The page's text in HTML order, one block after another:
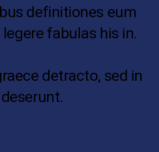
definitiones eum
fabulas his in.
detracto, sed in